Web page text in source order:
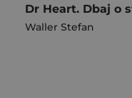
Waller Stefan